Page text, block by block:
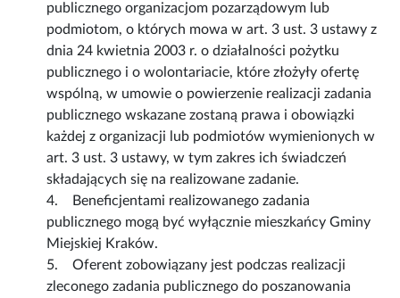
publicznego organizacjom pozarządowym lub
podmiotom, o których mowa w art. 3 ust. 3 ustawy z
dnia 24 kwietnia 2003 r. o działalności pożytku
publicznego i o wolontariacie, które złożyły ofertę
wspólną, w umowie o powierzenie realizacji zadania
publicznego wskazane zostaną prawa i obowiązki
każdej z organizacji lub podmiotów wymienionych w
art. 3 ust. 3 ustawy, w tym zakres ich świadczeń
składających się na realizowane zadanie.
4. Beneficjentami realizowanego zadania
publicznego mogą być wyłącznie mieszkańcy Gminy
Miejskiej Kraków.
5. Oferent zobowiązany jest podczas realizacji
zleconego zadania publicznego do poszanowania